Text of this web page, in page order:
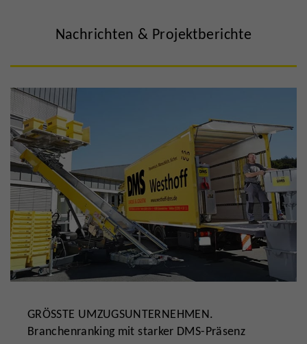
Nachrichten & Projektberichte
GRÖSSTE UMZUGSUNTERNEHMEN.
Branchenranking mit starker DMS-Präsenz